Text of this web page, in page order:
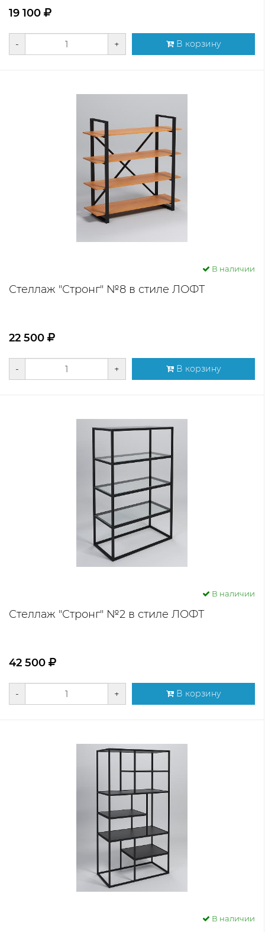
19 100
- + В корзину
В наличии
Стеллаж "Стронг" №8 в стиле ЛОФТ
22 500
- + В корзину
В наличии
Стеллаж "Стронг" №2 в стиле ЛОФТ
42 500
- + В корзину
В наличии